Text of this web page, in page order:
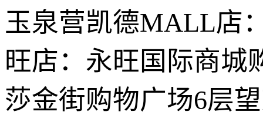
玉泉营凯德MALL店
旺店：永旺国际商城
莎金街购物广场6层